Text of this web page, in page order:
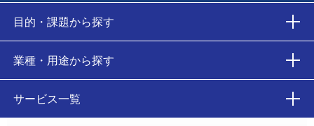
目的・課題から探す
業種・用途から探す
サービス一覧